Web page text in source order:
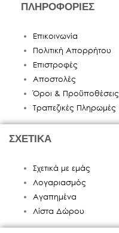
ΠΛΗΡΟΦΟΡΙΕΣ
Επικοινωνία
Πολιτική Απορρήτου
Επιστροφές
Αποστολές
Όροι & Προϋποθέσεις
Τραπεζικές Πληρωμές
ΣΧΕΤΙΚΑ
Σχετικά με εμάς
Λογαριασμός
Αγαπημένα
Λίστα Δώρου